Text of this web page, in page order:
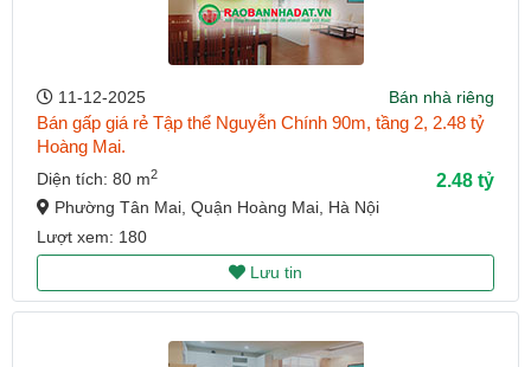
11-12-2025 Bán nhà riêng
Bán gấp giá rẻ Tập thể Nguyễn Chính 90m, tầng 2, 2.48 tỷ
Hoàng Mai.
Diện tích: 80 m2 2.48 tỷ
Phường Tân Mai, Quận Hoàng Mai, Hà Nội
Lượt xem: 180
Lưu tin